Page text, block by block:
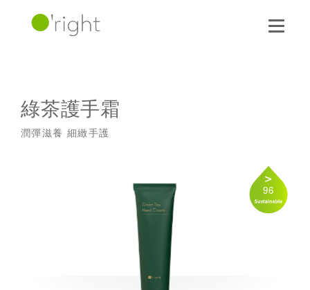
綠茶護手霜
潤彈滋養 細緻手護
96